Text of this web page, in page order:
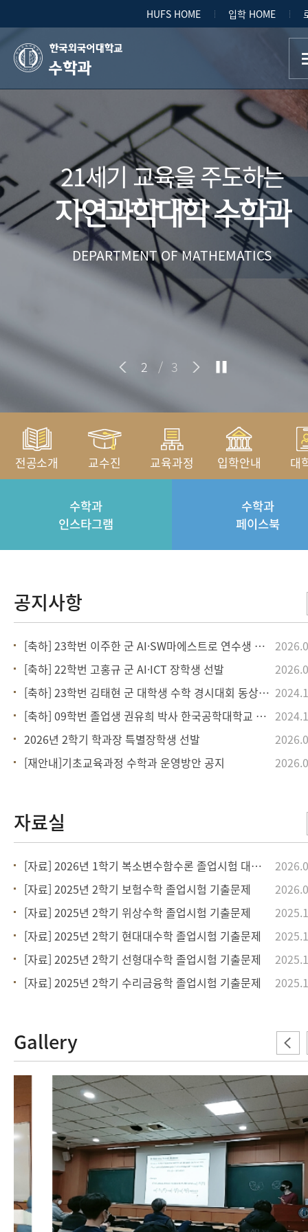
HUFS HOME 입학 HOME
수학과
2 / 3
21세기 교육을 주도하는
자연과학대학 수학과
DEPARTMENT OF MATHEMATICS
전공소개 교수진 교육과정 입학안내 대
수학과
인스타그램
수학과
페이스북
[축하] 23학번 이주한 군 AI·SW마에스트로 연수생 합격
[축하] 22학번 고홍규 군 AI·ICT 장학생 선발
[축하] 23학번 김태현 군 대학생 수학 경시대회 동상 수상
[축하] 09학번 졸업생 권유희 박사 한국공학대학교 교수 임용
2026년 2학기 학과장 특별장학생 선발
[재안내]기초교육과정 수학과 운영방안 공지
[자료] 2026년 1학기 복소변수함수론 졸업시험 대비문제
[자료] 2025년 2학기 보험수학 졸업시험 기출문제
[자료] 2025년 2학기 위상수학 졸업시험 기출문제
[자료] 2025년 2학기 현대대수학 졸업시험 기출문제
[자료] 2025년 2학기 선형대수학 졸업시험 기출문제
[자료] 2025년 2학기 수리금융학 졸업시험 기출문제
Gallery